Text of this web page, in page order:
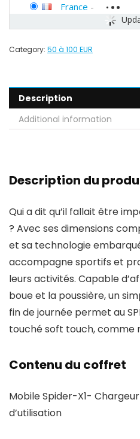
France -
Category: 50 à 100 EUR
Description
Additional information
Description du
Qui a dit qu’il fallait être
? Avec ses dimensions
et sa technologie
accompagne sportifs et
leurs activités. Capable
boue et la poussière, un
fin de journée permet au
touché soft touch, comme
Contenu du coffret
Mobile Spider-X1-
d’utilisation